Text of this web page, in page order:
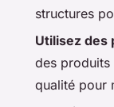
structures
Utilisez des
des produits
qualité pour